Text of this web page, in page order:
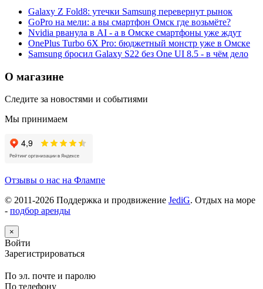
Galaxy Z Fold8: утечки Samsung перевернут рынок
GoPro на мели: а вы смартфон Омск где возьмёте?
Nvidia рванула в AI - а в Омске смартфоны уже ждут
OnePlus Turbo 6X Pro: бюджетный монстр уже в Омске
Samsung бросил Galaxy S22 без One UI 8.5 - в чём дело
О магазине
Следите за новостями и событиями
Мы принимаем
Отзывы о нас на Флампе
© 2011-2026 Поддержка и продвижение JediG. Отдых на море
- подбор аренды
×
Войти
Зарегистрироваться
По эл. почте и паролю
По телефону